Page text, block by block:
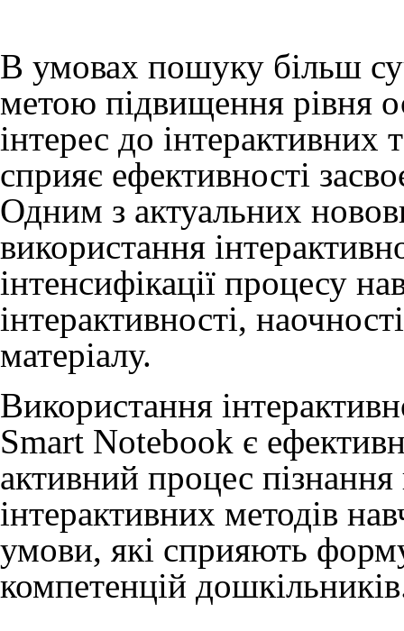
В умовах пошуку більш
метою підвищення рівня
інтерес до інтерактивних
сприяє ефективності
Одним з актуальних
використання
інтенсифікації процесу
інтерактивності,
матеріалу.
Використання
Smart Notebook є
активний процес
інтерактивних методів
умови, які сприяють
компетенцій